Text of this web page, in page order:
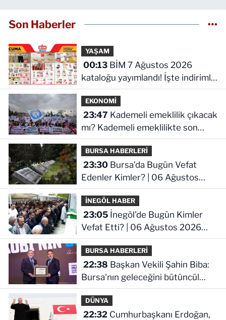
Son Haberler
YAŞAM
00:13BİM 7 Ağustos 2026
kataloğu yayımlandı! İşte indirimli
ürünler ve fiyatları
EKONOMİ
23:47
mı? Kademeli emeklilikte son
durum ne!
BURSA HABERLERİ
23:30Bursa’da Bugün Vefat
Edenler Kimler? | 06 Ağustos
2026 Perşembe
İNEGÖL HABER
23:05İnegöl'de Bugün Kimler
Vefat Etti? | 06 Ağustos 2026
Perşembe
BURSA HABERLERİ
22:38
Bursa'nın geleceğini bütüncül
anlayışla planlıyoruz
DÜNYA
22:32Cumhurbaşkanı Erdoğan,